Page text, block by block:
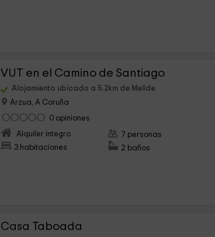
VUT en el Camino de Santiago
Alojamiento ubicado a 5.2km de Melide
Arzua, A Coruña
0 opiniones
Alquiler íntegro
3 habitaciones
7 personas
2 baños
Casa Taboada